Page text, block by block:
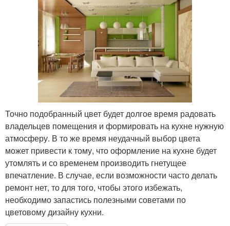
Точно подобранный цвет будет долгое время радовать
владельцев помещения и формировать на кухне нужную
атмосферу. В то же время неудачный выбор цвета
может привести к тому, что оформление на кухне будет
утомлять и со временем производить гнетущее
впечатление. В случае, если возможности часто делать
ремонт нет, то для того, чтобы этого избежать,
необходимо запастись полезными советами по
цветовому дизайну кухни.